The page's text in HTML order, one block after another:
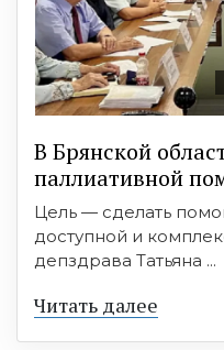
В Брянской
паллиативной
Цель — сделать
доступной и
депздрава Татьяна ...
Читать далее